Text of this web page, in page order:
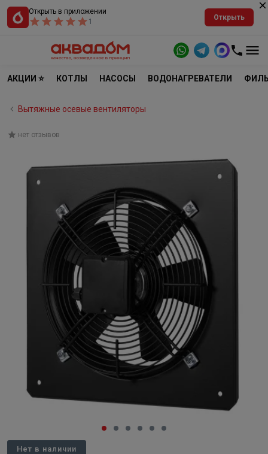
Открыть в приложении
1
Открыть
АКЦИИ ⭐ КОТЛЫ НАСОСЫ ВОДОНАГРЕВАТЕЛИ
Вытяжные осевые вентиляторы
нет отзывов
Нет в наличии